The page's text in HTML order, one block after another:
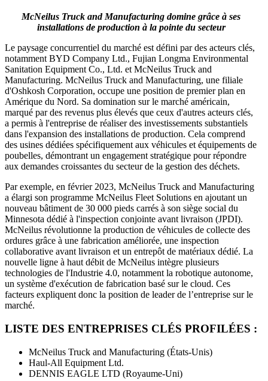
McNeilus Truck and Manufacturing domine grâce à ses
installations de production à la pointe du secteur
Le paysage concurrentiel du marché est défini par des acteurs clés,
notamment BYD Company Ltd., Fujian Longma Environmental
Sanitation Equipment Co., Ltd. et McNeilus Truck and
Manufacturing. McNeilus Truck and Manufacturing, une filiale
d'Oshkosh Corporation, occupe une position de premier plan en
Amérique du Nord. Sa domination sur le marché américain,
marqué par des revenus plus élevés que ceux d'autres acteurs clés,
a permis à l'entreprise de réaliser des investissements substantiels
dans l'expansion des installations de production. Cela comprend
des usines dédiées spécifiquement aux véhicules et équipements de
poubelles, démontrant un engagement stratégique pour répondre
aux demandes croissantes du secteur de la gestion des déchets.
Par exemple, en février 2023, McNeilus Truck and Manufacturing
a élargi son programme McNeilus Fleet Solutions en ajoutant un
nouveau bâtiment de 30 000 pieds carrés à son siège social du
Minnesota dédié à l'inspection conjointe avant livraison (JPDI).
McNeilus révolutionne la production de véhicules de collecte des
ordures grâce à une fabrication améliorée, une inspection
collaborative avant livraison et un entrepôt de matériaux dédié. La
nouvelle ligne à haut débit de McNeilus intègre plusieurs
technologies de l'Industrie 4.0, notamment la robotique autonome,
un système d'exécution de fabrication basé sur le cloud. Ces
facteurs expliquent donc la position de leader de l’entreprise sur le
marché.
LISTE DES ENTREPRISES CLÉS PROFILÉES :
McNeilus Truck and Manufacturing (États-Unis)
Haul-All Equipment Ltd.
DENNIS EAGLE LTD (Royaume-Uni)